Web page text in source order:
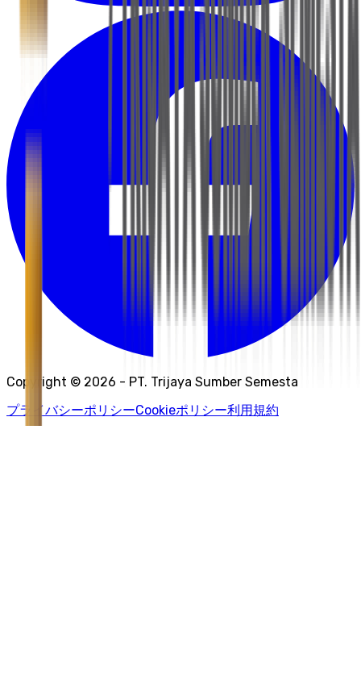
Copyright © 2026 - PT. Trijaya Sumber Semesta
プライバシーポリシーCookieポリシー利用規約